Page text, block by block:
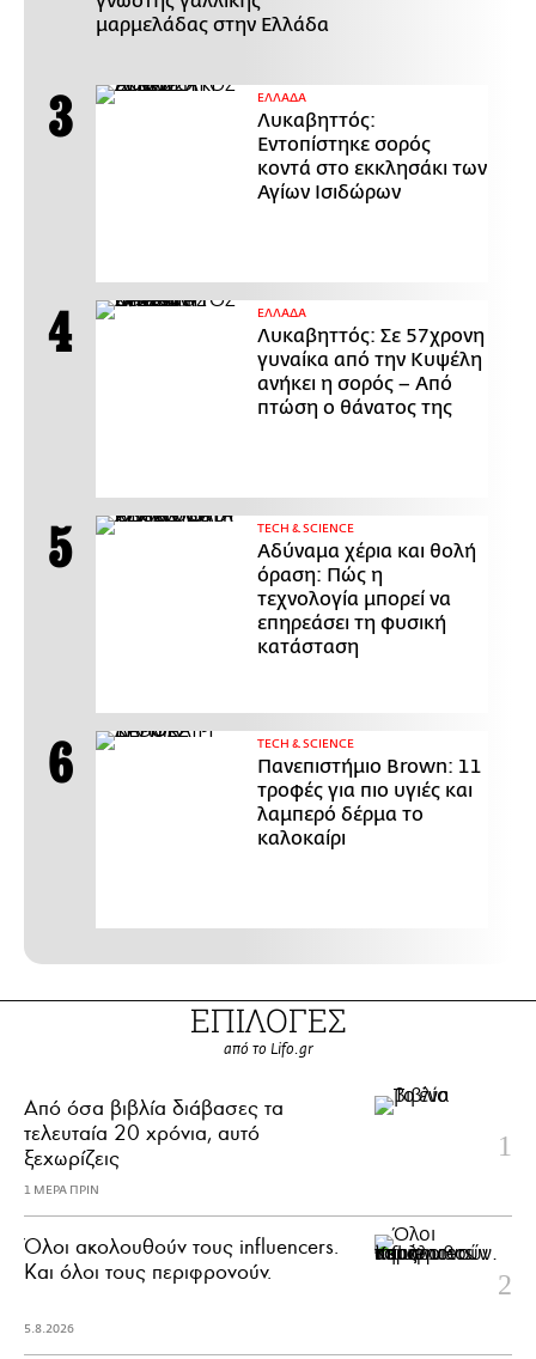
μαρμελάδας στην Ελλάδα
ΕΛΛΑΔΑ
Λυκαβηττός:
Εντοπίστηκε σορός
κοντά στο εκκλησάκι των
Αγίων Ισιδώρων
ΕΛΛΑΔΑ
Λυκαβηττός: Σε 57χρονη
γυναίκα από την Κυψέλη
ανήκει η σορός – Από
πτώση ο θάνατος της
ΤECH & SCIENCE
Αδύναμα χέρια και θολή
όραση: Πώς η
τεχνολογία μπορεί να
επηρεάσει τη φυσική
κατάσταση
ΤECH & SCIENCE
Πανεπιστήμιο Brown: 11
τροφές για πιο υγιές και
λαμπερό δέρμα το
καλοκαίρι
ΕΠΙΛΟΓΕΣ
από το Lifo.gr
Από όσα βιβλία διάβασες τα
τελευταία 20 χρόνια, αυτό
ξεχωρίζεις
1 ΜΕΡΑ ΠΡΙΝ
Όλοι ακολουθούν τους influencers.
Και όλοι τους περιφρονούν.
5.8.2026